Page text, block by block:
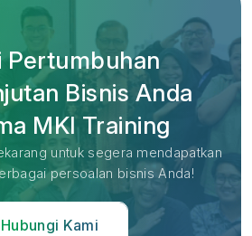
Pertumbuhan
Bisnis Anda
MKI Training
untuk segera mendapatkan
persoalan bisnis Anda!
Hubungi Kami